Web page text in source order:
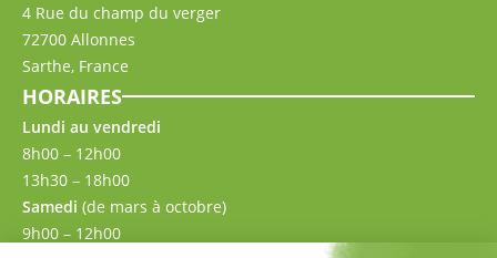
4 Rue du champ du verger
72700 Allonnes
Sarthe, France
HORAIRES
Lundi au vendredi
8h00 – 12h00
13h30 – 18h00
Samedi (de mars à octobre)
9h00 – 12h00